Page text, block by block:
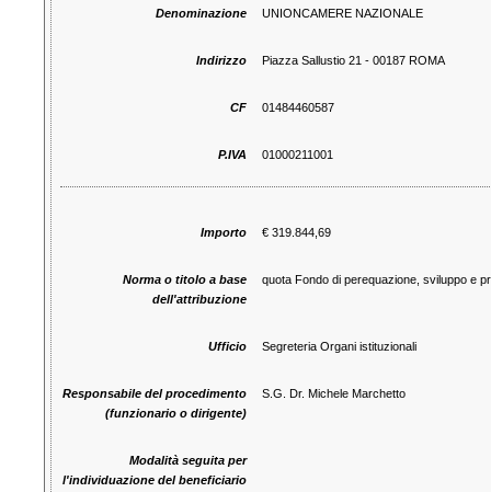
Denominazione UNIONCAMERE NAZIONALE
Indirizzo Piazza Sallustio 21 - 00187 ROMA
CF 01484460587
P.IVA 01000211001
Importo € 319.844,69
Norma o titolo a base
dell'attribuzione
quota Fondo di perequazione, sviluppo e
Ufficio Segreteria Organi istituzionali
Responsabile del procedimento
(funzionario o dirigente)
S.G. Dr. Michele Marchetto
Modalità seguita per
l'individuazione del beneficiario